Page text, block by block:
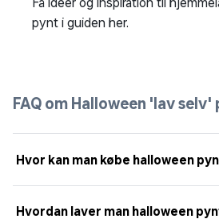
pynt i guiden her.
FAQ om Halloween 'lav selv'
Hvor kan man købe halloween
Hvordan laver man halloween